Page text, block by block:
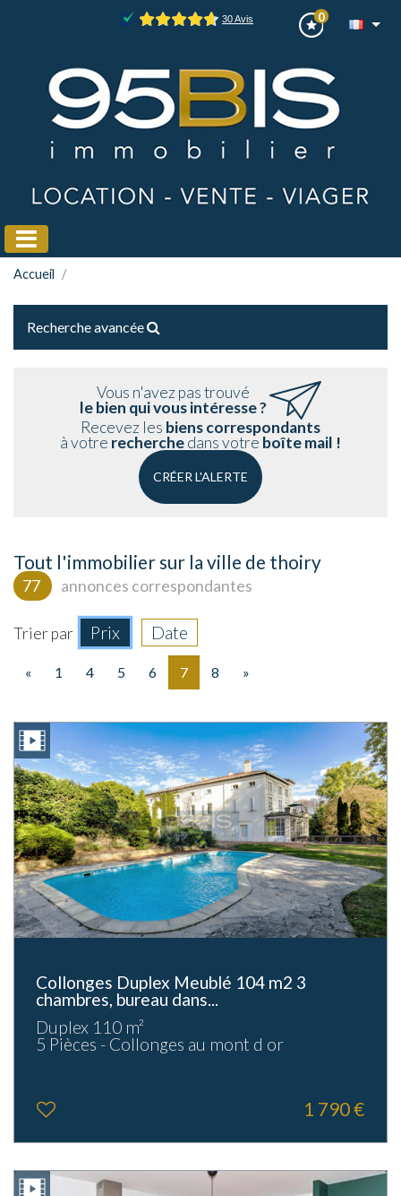
0
Accueil
Recherche avancée
Vous n'avez pas trouvé
le bien qui vous intéresse ?
Recevez les biens correspondants
à votre recherchedans votre boîte mail !
CRÉER L'ALERTE
Tout l'immobilier sur la ville de thoiry
77 annonces correspondantes
Trier par Prix Date
« 1 4 5 6 7 8 »
Collonges Duplex Meublé 104 m2 3
chambres, bureau dans...
Duplex 110 m²
5 Pièces - Collonges au mont d or
1 790 €